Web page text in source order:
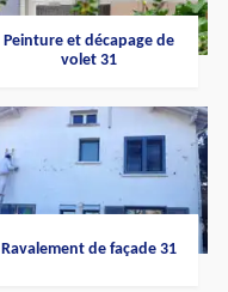
Peinture et décapage de
volet 31
Ravalement de façade 31